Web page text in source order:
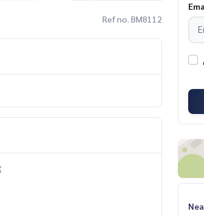
Ref no. BM8112